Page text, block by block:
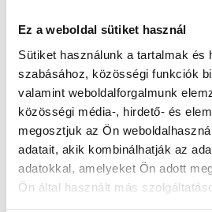
Ez a weboldal sütiket használ
Sütiket használunk a tartalmak és
szabásához, közösségi funkciók
valamint weboldalforgalmunk
közösségi média-, hirdető- és
megosztjuk az Ön
adatait, akik kombinálhatják az
adatokkal, amelyeket Ön adott
Ön által használt más
Főoldal Orvosok Sebész
Sebész, Budapest, VI. kerület